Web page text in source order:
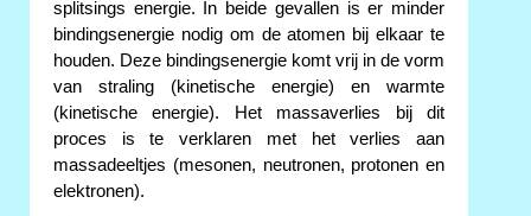
splitsings energie. In beide gevallen is er minder
bindingsenergie nodig om de atomen bij elkaar te
houden. Deze bindingsenergie komt vrij in de vorm
van straling (kinetische energie) en warmte
(kinetische energie). Het massaverlies bij dit
proces is te verklaren met het verlies aan
massadeeltjes (mesonen, neutronen, protonen en
elektronen).